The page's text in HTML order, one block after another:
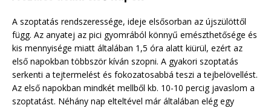
A szoptatás rendszeressége, ideje elsősorban az újszülöttől
függ. Az anyatej az pici gyomrából könnyű emészthetősége és
kis mennyisége miatt általában 1,5 óra alatt kiürül, ezért az
első napokban többször kíván szopni. A gyakori szoptatás
serkenti a tejtermelést és fokozatosabbá teszi a tejbelövellést.
Az első napokban mindkét mellből kb. 10-10 percig javaslom a
szoptatást. Néhány nap elteltével már általában elég egy